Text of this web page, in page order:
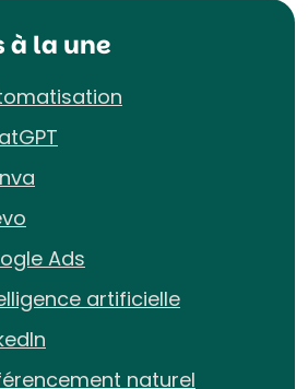
à la une
Ads
artificielle
naturel